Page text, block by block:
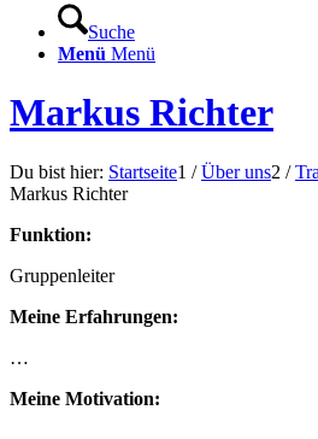
Suche
Menü Menü
Markus Richter
Du bist hier: Startseite1 / Über uns2 /
Markus Richter
Funktion:
Gruppenleiter
Meine Erfahrungen:
…
Meine Motivation: